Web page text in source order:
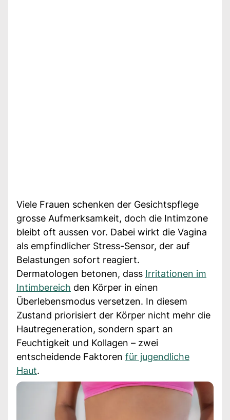
Viele Frauen schenken der Gesichtspflege
grosse Aufmerksamkeit, doch die Intimzone
bleibt oft aussen vor. Dabei wirkt die Vagina
als empfindlicher Stress-Sensor, der auf
Belastungen sofort reagiert.
Dermatologen betonen, dass Irritationen im
Intimbereich den Körper in einen
Überlebensmodus versetzen. In diesem
Zustand priorisiert der Körper nicht mehr die
Hautregeneration, sondern spart an
Feuchtigkeit und Kollagen – zwei
entscheidende Faktoren für jugendliche
Haut.